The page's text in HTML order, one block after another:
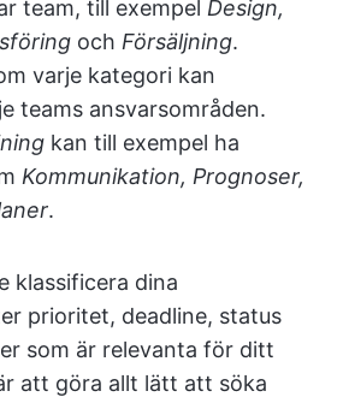
team, till exempel Design,
och Försäljning.
varje kategori kan
teams ansvarsområden.
kan till exempel ha
Kommunikation, Prognoser,
.
klassificera dina
prioritet, deadline, status
som är relevanta för ditt
att göra allt lätt att söka